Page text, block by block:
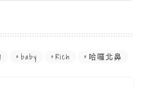
baby Rich 哈囉北鼻